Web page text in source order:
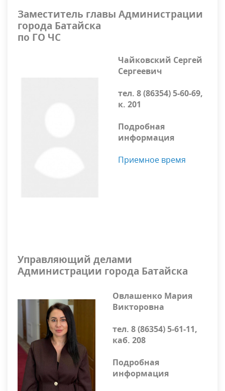
Заместитель главы Администрации
города Батайска
по ГО ЧС
Чайковский Сергей
Сергеевич
тел. 8 (86354) 5-60-69,
к. 201
Подробная
информация
Приемное время
Управляющий делами
Администрации города Батайска
Овлашенко Мария
Викторовна
тел. 8 (86354) 5-61-11,
каб. 208
Подробная
информация